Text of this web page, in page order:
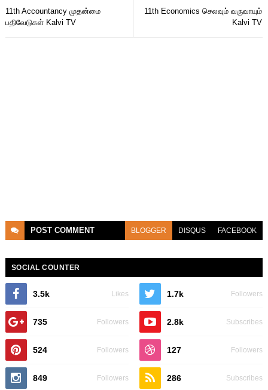
11th Economics செலவும் வருவாயும்
Kalvi TV
11th Accountancy முதன்மை
பதிவேடுகள் Kalvi TV
POST COMMENT BLOGGER DISQUS FACEBOOK
SOCIAL COUNTER
3.5k Likes 1.7k Followers
735 Followers 2.8k Subscribes
524 Followers 127 Followers
849 Followers 286 Subscribes